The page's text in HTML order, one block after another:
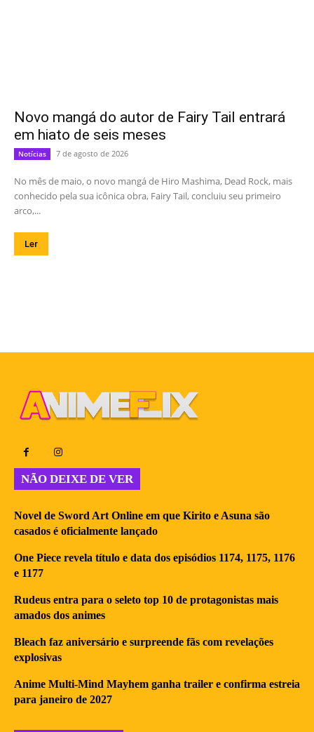
Novo mangá do autor de Fairy Tail entrará
em hiato de seis meses
Notícias 7 de agosto de 2026
No mês de maio, o novo mangá de Hiro Mashima, Dead Rock, mais
conhecido pela sua icônica obra, Fairy Tail, concluiu seu primeiro
arco,...
Ler
NÃO DEIXE DE VER
Novel de Sword Art Online em que Kirito e Asuna são
casados é oficialmente lançado
One Piece revela título e data dos episódios 1174, 1175, 1176
e 1177
Rudeus entra para o seleto top 10 de protagonistas mais
amados dos animes
Bleach faz aniversário e surpreende fãs com revelações
explosivas
Anime Multi-Mind Mayhem ganha trailer e confirma estreia
para janeiro de 2027